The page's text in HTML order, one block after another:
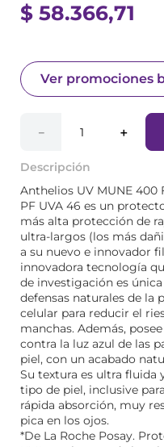
$ 58.366,71
Ver promociones
＋
－
Descripción
Anthelios UV MUNE 400
PF UVA 46 es un
más alta protección de
ultra-largos (los más
a su nuevo e innovador
innovadora tecnología
de investigación es
defensas naturales de la
celular para reducir el
manchas. Además,
contra la luz azul de las
piel, con un acabado
Su textura es ultra fluida
tipo de piel, inclusive
rápida absorción, muy
pica en los ojos.
*De La Roche Posay.